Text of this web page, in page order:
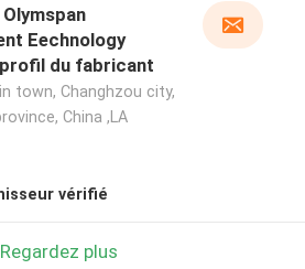
Eechnology
du fabricant
town, Changhzou city,
China ,LA
vérifié
Regardez plus